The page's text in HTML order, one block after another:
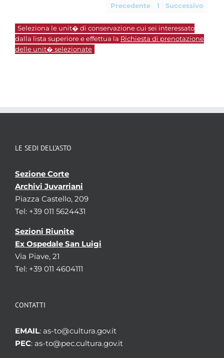
Precedente 1 Successivo
Seleziona le unit� di conservazione cui sei interessato
dalla lista superiore e effettua la Richiesta di prenotazione
delle unit� selezionate
LE SEDI DELL’ASTO
Sezione Corte
Archivi Juvarriani
Piazza Castello, 209
Tel: +39 011 5624431
Sezioni Riunite
Ex Ospedale San Luigi
Via Piave, 21
Tel: +39 011 4604111
CONTATTI
EMAIL: as-to@cultura.gov.it
PEC: as-to@pec.cultura.gov.it